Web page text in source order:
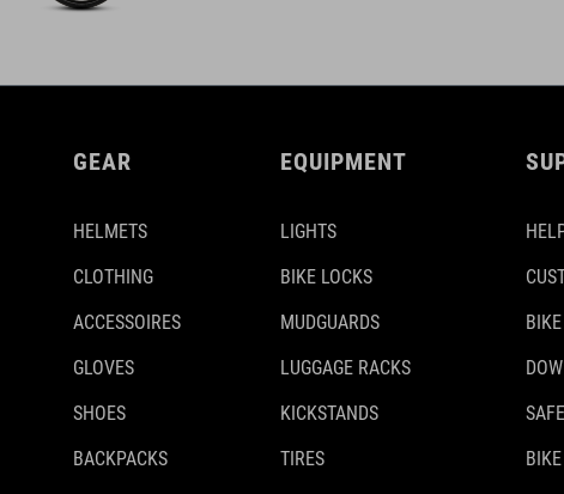
GEAR
HELMETS
CLOTHING
ACCESSOIRES
GLOVES
SHOES
BACKPACKS
EQUIPMENT
LIGHTS
BIKE LOCKS
MUDGUARDS
LUGGAGE RACKS
KICKSTANDS
TIRES